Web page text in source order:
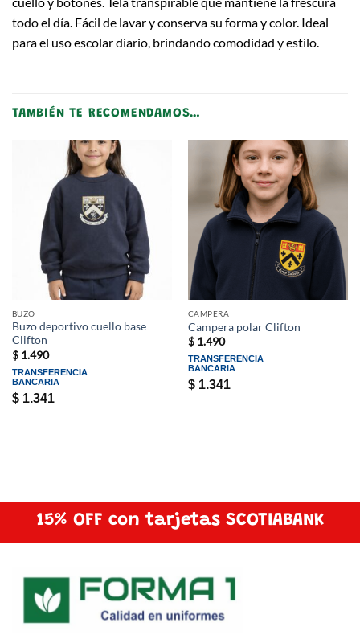
todo el día. Fácil de lavar y conserva su forma y color. Ideal
para el uso escolar diario, brindando comodidad y estilo.
TAMBIÉN TE RECOMENDAMOS…
BUZO
Buzo deportivo cuello base
Clifton
$1.490
TRANSFERENCIA
BANCARIA
$1.341
CAMPERA
Campera polar Clifton
$1.490
TRANSFERENCIA
BANCARIA
$1.341
15% OFF con tarjetas SCOTIABANK